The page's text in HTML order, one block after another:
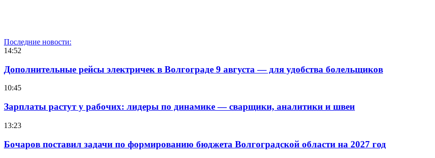
Последние новости:
14:52
Дополнительные рейсы электричек в Волгограде 9 августа — для удобства болельщиков
10:45
Зарплаты растут у рабочих: лидеры по динамике — сварщики, аналитики и швеи
13:23
Бочаров поставил задачи по формированию бюджета Волгоградской области на 2027 год